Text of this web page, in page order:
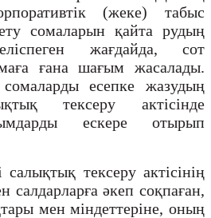
(жеке) табыс
сомаларын қайта рудың
жағдайда, сот
ғана шағым жасалады.
есепке жазудың
тексеру актісінде
ескере отырып
тексеру актісінің
салдарларға әкеп соқпаған,
мен міндеттеріне, оның